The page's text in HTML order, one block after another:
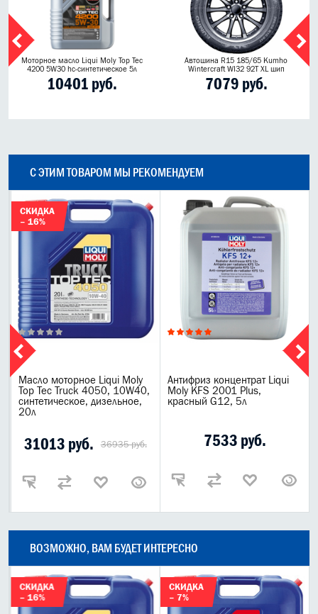
Моторное масло Liqui Moly Top Tec
4200 5W30 hc-синтетическое 5л
10401 руб.
Автошина R15 185/65 Kumho
Wintercraft WI32 92T XL шип
7079 руб.
С ЭТИМ ТОВАРОМ МЫ РЕКОМЕНДУЕМ
СКИДКА
– 16%
Масло моторное Liqui Moly
Top Tec Truck 4050, 10W40,
синтетическое, дизельное,
20л
31013 руб. 36935 руб.
Антифриз концентрат Liqui
Moly KFS 2001 Plus,
красный G12, 5л
7533 руб.
ВОЗМОЖНО, ВАМ БУДЕТ ИНТЕРЕСНО
СКИДКА
– 16%
СКИДКА
– 7%